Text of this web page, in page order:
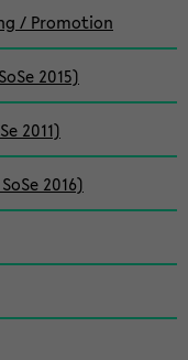
/ Promotion
2015)
2011)
2016)